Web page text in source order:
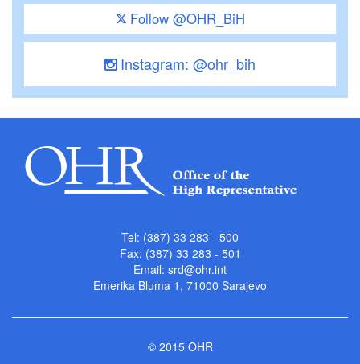
Follow @OHR_BiH
Instagram: @ohr_bih
Tel: (387) 33 283 - 500
Fax: (387) 33 283 - 501
Email: srd@ohr.int
Emerika Bluma 1, 71000 Sarajevo
© 2015 OHR